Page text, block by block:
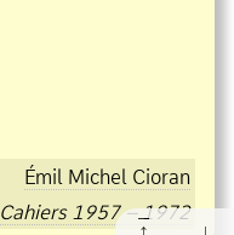
Émil Michel Cioran
Cahiers 1957 – 1972